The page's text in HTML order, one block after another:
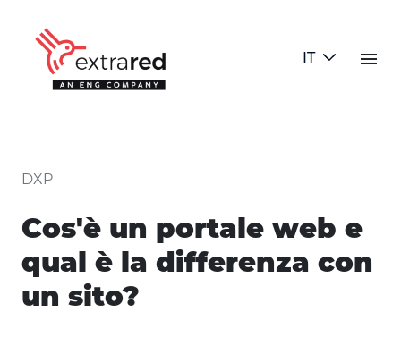
menu
DXP
Cos'è un portale web e
qual è la differenza con
un sito?